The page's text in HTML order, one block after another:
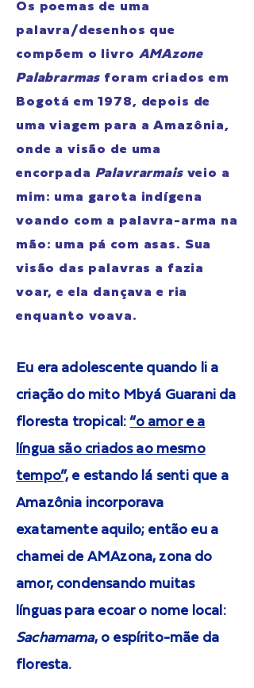
Os poemas de uma
palavra/desenhos que
compõem o livro AMAzone
Palabrarmas foram criados em
Bogotá em 1978, depois de
uma viagem para a Amazônia,
onde a visão de uma
encorpada Palavrarmaisveio a
mim: uma garota indígena
voando com a palavra-arma na
mão: uma pá com asas. Sua
visão das palavras a fazia
voar, e ela dançava e ria
enquanto voava.
Eu era adolescente quando li a
criação do mito Mbyá Guarani da
floresta tropical:“o amor e a
língua são criados ao mesmo
tempo”, e estando lá senti que a
Amazônia incorporava
exatamente aquilo; então eu a
chamei de AMAzona, zona do
amor, condensando muitas
línguas para ecoar o nome local:
Sachamama, o espírito-mãe da
floresta.